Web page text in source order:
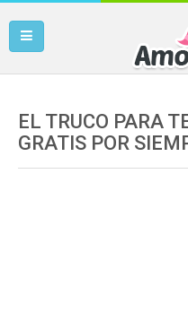
EL TRUCO PARA
GRATIS POR